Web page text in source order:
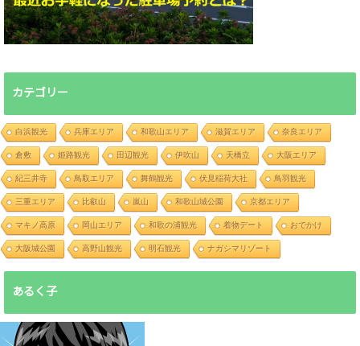
カテゴリー
白浜観光 兵庫エリア 和歌山エリア 滋賀エリア 奈良エリア
倉敷 姫路観光 田辺観光 伊吹山 天橋立 大阪エリア
紀三井寺 鳥取エリア 舞鶴観光 伏見稲荷大社 鳥羽観光
三重エリア 比叡山 嵐山 和歌山城公園 京都エリア
マキノ高原 岡山エリア 和歌の浦観光 着物デート おでかけ
大阪城公園 高野山観光 明石観光 ナガシマリゾート
あるく子